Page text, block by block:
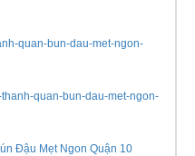
quan-bun-dau-met-ngon-
quan-bun-dau-met-ngon-
Đậu Mẹt Ngon Quận 10